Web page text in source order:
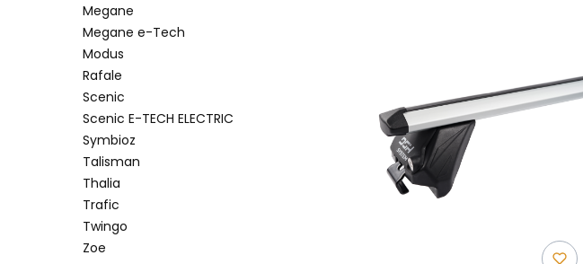
Megane
Megane e-Tech
Modus
Rafale
Scenic
Scenic E-TECH ELECTRIC
Symbioz
Talisman
Thalia
Trafic
Twingo
Zoe